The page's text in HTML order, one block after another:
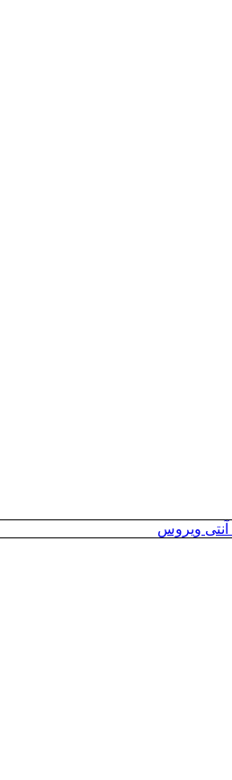
آنتی ویروس